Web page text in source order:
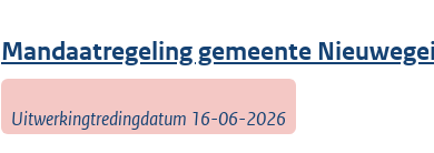
Mandaatregeling gemeente
Uitwerkingtredingdatum 16-06-2026